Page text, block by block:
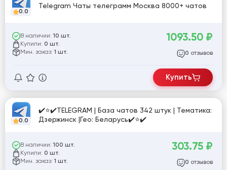
0.0
Telegram Чаты телеграмм Москва 8000+ чатов
В наличии: 10 шт.
Купили: 0 шт.
Мин. заказ: 1 шт.
1093.50 ₽
0 отзывов
Купить
0.0
✔️⭐✔️TELEGRAM | База чатов 342 штук | Тематика:
Дзержинск |Гео: Беларусь✔️⭐✔️
В наличии: 100 шт.
Купили: 0 шт.
Мин. заказ: 1 шт.
303.75 ₽
0 отзывов